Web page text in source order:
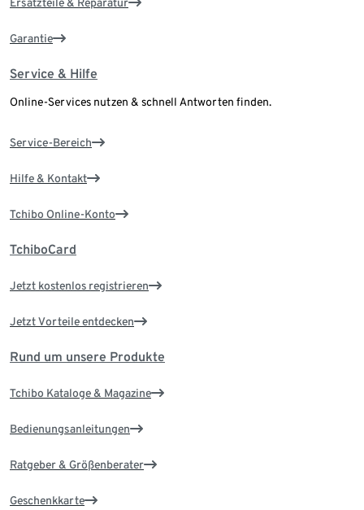
Garantie
Service & Hilfe
Online-Services nutzen & schnell Antworten finden.
Service-Bereich
Hilfe & Kontakt
Tchibo Online-Konto
TchiboCard
Jetzt kostenlos registrieren
Jetzt Vorteile entdecken
Rund um unsere Produkte
Tchibo Kataloge & Magazine
Bedienungsanleitungen
Ratgeber & Größenberater
Geschenkkarte